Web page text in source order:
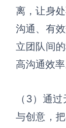
离，让身
沟通、有
立团队间
高沟通效率
（3）通过
与创意，